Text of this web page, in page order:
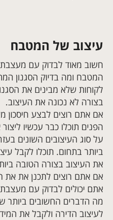
עיצוב של המטבח
חשוב מאוד לבדוק עם
המטבח ומה בדיוק הסגנון
לקוחות שלא מבינים את
בצורה לא נכונה את העיצוב.
אם אתם רוצים לבצע חיסכון
הפנים תוכלו כבר עכשיו
על סוג העיצובים השונים
ביותר בתחום. תוכלו לקבל
את העיצוב בצורה הטובה
אם אתם רוצים לתכנן את את
אתם יכולים לבדוק עם
מה הדברים החשובים ביותר
לעיצוב הדירה ולקבל את